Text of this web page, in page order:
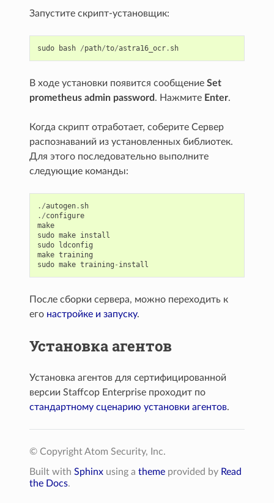
Запустите скрипт-установщик:
sudo bash /path/to/astra16_ocr . sh
В ходе установки появится сообщениеSet
prometheus admin password . Нажмите Enter.
Когда скрипт отработает, соберите Сервер
распознаваний из установленных библиотек.
Для этого последовательно выполните
следующие команды:
./autogen . sh
./configure
make
sudo make install
sudo ldconfig
make training
sudo make training - install
После сборки сервера, можно переходить к
его настройке и запуску.
Установка агентов
Установка агентов для сертифицированной
версии Staffcop Enterprise проходит по
стандартному сценарию установки агентов.
© Copyright Atom Security, Inc.
Built withSphinx using atheme provided by Read
the Docs.